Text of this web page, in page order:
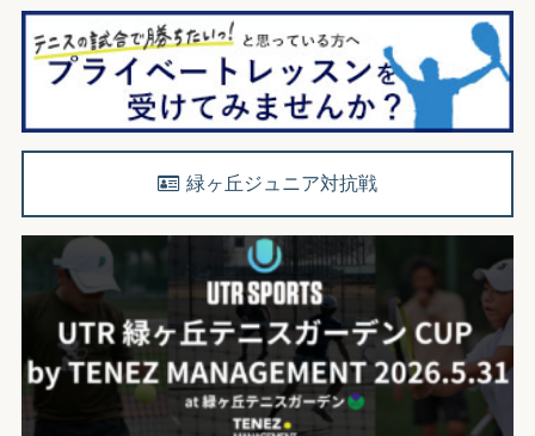
緑ヶ丘ジュニア対抗戦